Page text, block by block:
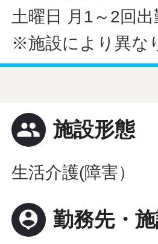
土曜日 月1～2回出
※施設により異な
people 施設形態
生活介護(障害）
person_pin 勤務先・